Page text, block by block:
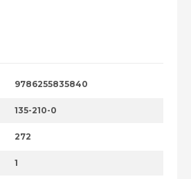
9786255835840
135-210-0
272
1